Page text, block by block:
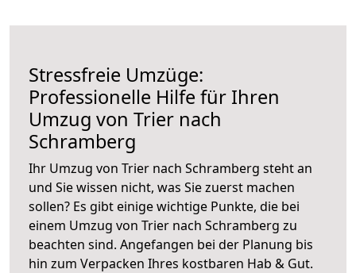
Stressfreie Umzüge:
Professionelle Hilfe für Ihren
Umzug von Trier nach
Schramberg
Ihr Umzug von Trier nach Schramberg steht an
und Sie wissen nicht, was Sie zuerst machen
sollen? Es gibt einige wichtige Punkte, die bei
einem Umzug von Trier nach Schramberg zu
beachten sind. Angefangen bei der Planung bis
hin zum Verpacken Ihres kostbaren Hab & Gut.